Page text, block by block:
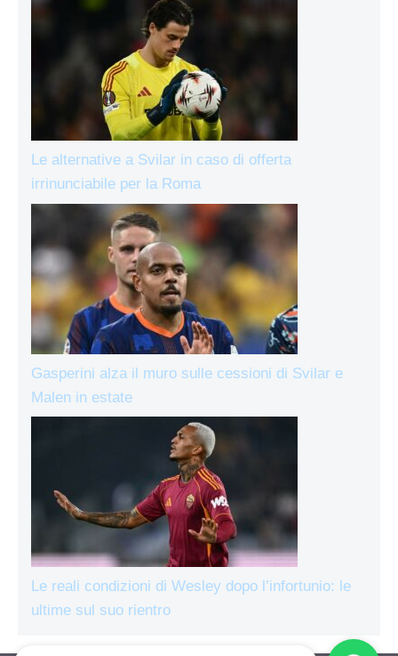
Le alternative a Svilar in caso di offerta
irrinunciabile per la Roma
Gasperini alza il muro sulle cessioni di Svilar e
Malen in estate
Le reali condizioni di Wesley dopo l’infortunio: le
ultime sul suo rientro